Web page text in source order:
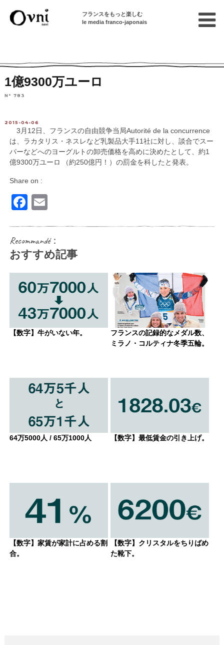
フランスをもっと楽しむ
le media franco-japonais
1億9300万ユーロ
N° 783
2015-04-06
3月12日、フランスの自由競争当局Autorité de la concurrence
は、ラカタリス・ネスレなど乳製品大手11社に対し、談合でスー
パーなどへのヨーグルトの卸売価格を高めに決めたとして、約1
億9300万ユーロ （約250億円！）の罰金を科したと発表。
Share on :
Facebook
Recommandé：
おすすめ記事
【数字】牛がいない年。
フランスの記録的なメダル数、
ミラノ・コルティナ冬季五輪。
64万5000人 / 65万1000人 【数字】最低賃金の引き上げ。
【数字】家賃が家計に占める割
合。
【数字】クリスタルをちりばめ
た靴下。